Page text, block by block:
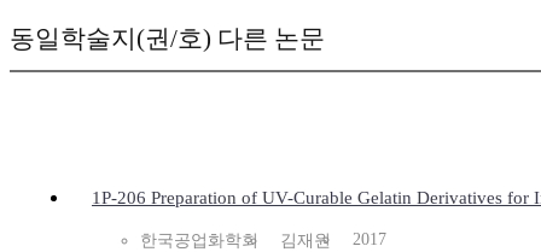
동일학술지(권/호) 다른 논문
1P-206 Preparation of UV-Curable Gelatin Derivatives for
한국공업화학회 김재원 2017